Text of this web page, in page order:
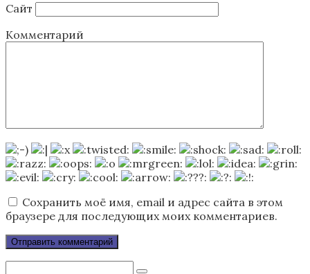
Сайт
Комментарий
Сохранить моё имя, email и адрес сайта в этом
браузере для последующих моих комментариев.
Поиск: